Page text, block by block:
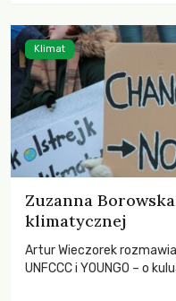
Zuzanna
klimatycznej
Artur Wieczorek
UNFCCC i YOUNGO – o
Klimat